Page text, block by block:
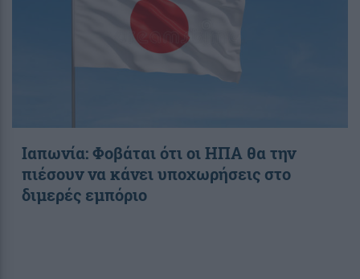
Ιαπωνία: Φοβάται ότι οι ΗΠΑ θα την
πιέσουν να κάνει υποχωρήσεις στο
διμερές εμπόριο